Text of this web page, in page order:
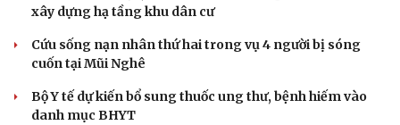
xây dựng hạ tầng khu dân cư
Cứu sống nạn nhân thứ hai trong vụ 4 người bị sóng
cuốn tại Mũi Nghê
Bộ Y tế dự kiến bổ sung thuốc ung thư, bệnh hiếm vào
danh mục BHYT